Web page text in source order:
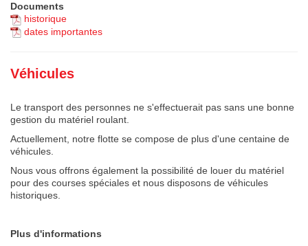
Documents
historique
dates importantes
Véhicules
Le transport des personnes ne s'effectuerait pas sans une bonne
gestion du matériel roulant.
Actuellement, notre flotte se compose de plus d'une centaine de
véhicules.
Nous vous offrons également la possibilité de louer du matériel
pour des courses spéciales et nous disposons de véhicules
historiques.
Plus d'informations